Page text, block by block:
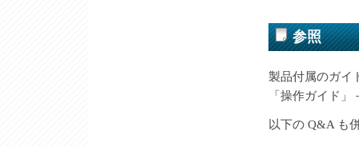
参照
製品付属のガイ
「操作ガイド
以下の Q&A も